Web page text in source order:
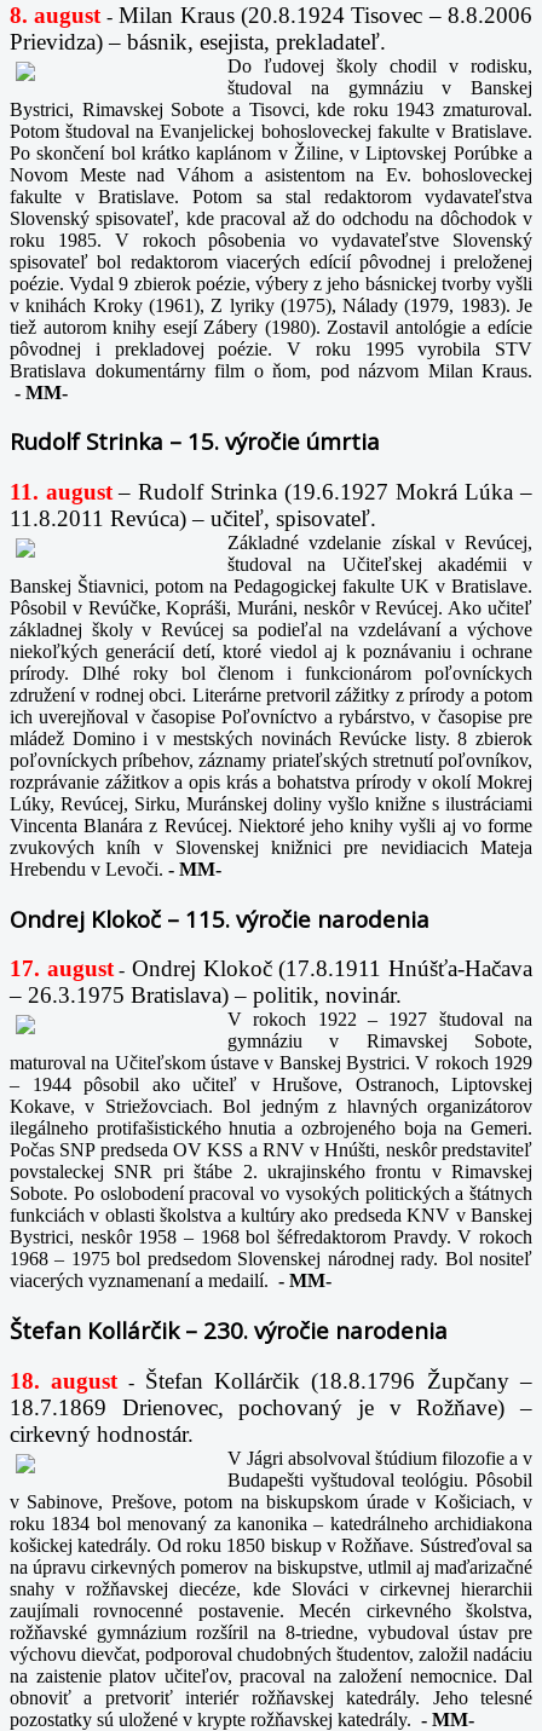
8. august -Milan Kraus (20.8.1924 Tisovec – 8.8.2006
Prievidza) – básnik, esejista, prekladateľ.
Do ľudovej školy chodil v rodisku,
študoval na gymnáziu v Banskej
Bystrici, Rimavskej Sobote a Tisovci, kde roku 1943 zmaturoval.
Potom študoval na Evanjelickej bohosloveckej fakulte v Bratislave.
Po skončení bol krátko kaplánom v Žiline, v Liptovskej Porúbke a
Novom Meste nad Váhom a asistentom na Ev. bohosloveckej
fakulte v Bratislave. Potom sa stal redaktorom vydavateľstva
Slovenský spisovateľ, kde pracoval až do odchodu na dôchodok v
roku 1985. V rokoch pôsobenia vo vydavateľstve Slovenský
spisovateľ bol redaktorom viacerých edícií pôvodnej i preloženej
poézie. Vydal 9 zbierok poézie, výbery z jeho básnickej tvorby vyšli
v knihách Kroky (1961), Z lyriky (1975), Nálady (1979, 1983). Je
tiež autorom knihy esejí Zábery (1980). Zostavil antológie a edície
pôvodnej i prekladovej poézie. V roku 1995 vyrobila STV
Bratislava dokumentárny film o ňom, pod názvom Milan Kraus.
- MM-
Rudolf Strinka – 15. výročie úmrtia
11. august – Rudolf Strinka (19.6.1927 Mokrá Lúka –
11.8.2011 Revúca) – učiteľ, spisovateľ.
Základné vzdelanie získal v Revúcej,
študoval na Učiteľskej akadémii v
Banskej Štiavnici, potom na Pedagogickej fakulte UK v Bratislave.
Pôsobil v Revúčke, Kopráši, Muráni, neskôr v Revúcej. Ako učiteľ
základnej školy v Revúcej sa podieľal na vzdelávaní a výchove
niekoľkých generácií detí, ktoré viedol aj k poznávaniu i ochrane
prírody. Dlhé roky bol členom i funkcionárom poľovníckych
združení v rodnej obci. Literárne pretvoril zážitky z prírody a potom
ich uverejňoval v časopise Poľovníctvo a rybárstvo, v časopise pre
mládež Domino i v mestských novinách Revúcke listy. 8 zbierok
poľovníckych príbehov, záznamy priateľských stretnutí poľovníkov,
rozprávanie zážitkov a opis krás a bohatstva prírody v okolí Mokrej
Lúky, Revúcej, Sirku, Muránskej doliny vyšlo knižne s ilustráciami
Vincenta Blanára z Revúcej. Niektoré jeho knihy vyšli aj vo forme
zvukových kníh v Slovenskej knižnici pre nevidiacich Mateja
Hrebendu v Levoči. - MM-
Ondrej Klokoč – 115. výročie narodenia
17. august- Ondrej Klokoč (17.8.1911 Hnúšťa-Hačava
– 26.3.1975 Bratislava) – politik, novinár.
V rokoch 1922 – 1927 študoval na
gymnáziu v Rimavskej Sobote,
maturoval na Učiteľskom ústave v Banskej Bystrici. V rokoch 1929
– 1944 pôsobil ako učiteľ v Hrušove, Ostranoch, Liptovskej
Kokave, v Striežovciach. Bol jedným z hlavných organizátorov
ilegálneho protifašistického hnutia a ozbrojeného boja na Gemeri.
Počas SNP predseda OV KSS a RNV v Hnúšti, neskôr predstaviteľ
povstaleckej SNR pri štábe 2. ukrajinského frontu v Rimavskej
Sobote. Po oslobodení pracoval vo vysokých politických a štátnych
funkciách v oblasti školstva a kultúry ako predseda KNV v Banskej
Bystrici, neskôr 1958 – 1968 bol šéfredaktorom Pravdy. V rokoch
1968 – 1975 bol predsedom Slovenskej národnej rady. Bol nositeľ
viacerých vyznamenaní a medailí. - MM-
Štefan Kollárčik – 230. výročie narodenia
18. august -
Štefan Kollárčik (18.8.1796 Župčany –
18.7.1869 Drienovec, pochovaný je v Rožňave) –
cirkevný hodnostár.
V Jágri absolvoval štúdium filozofie a v
Budapešti vyštudoval teológiu. Pôsobil
v Sabinove, Prešove, potom na biskupskom úrade v Košiciach, v
roku 1834 bol menovaný za kanonika – katedrálneho archidiakona
košickej katedrály. Od roku 1850 biskup v Rožňave. Sústreďoval sa
na úpravu cirkevných pomerov na biskupstve, utlmil aj maďarizačné
snahy v rožňavskej diecéze, kde Slováci v cirkevnej hierarchii
zaujímali rovnocenné postavenie. Mecén cirkevného školstva,
rožňavské gymnázium rozšíril na 8-triedne, vybudoval ústav pre
výchovu dievčat, podporoval chudobných študentov, založil nadáciu
na zaistenie platov učiteľov, pracoval na založení nemocnice. Dal
obnoviť a pretvoriť interiér rožňavskej katedrály. Jeho telesné
pozostatky sú uložené v krypte rožňavskej katedrály. - MM-